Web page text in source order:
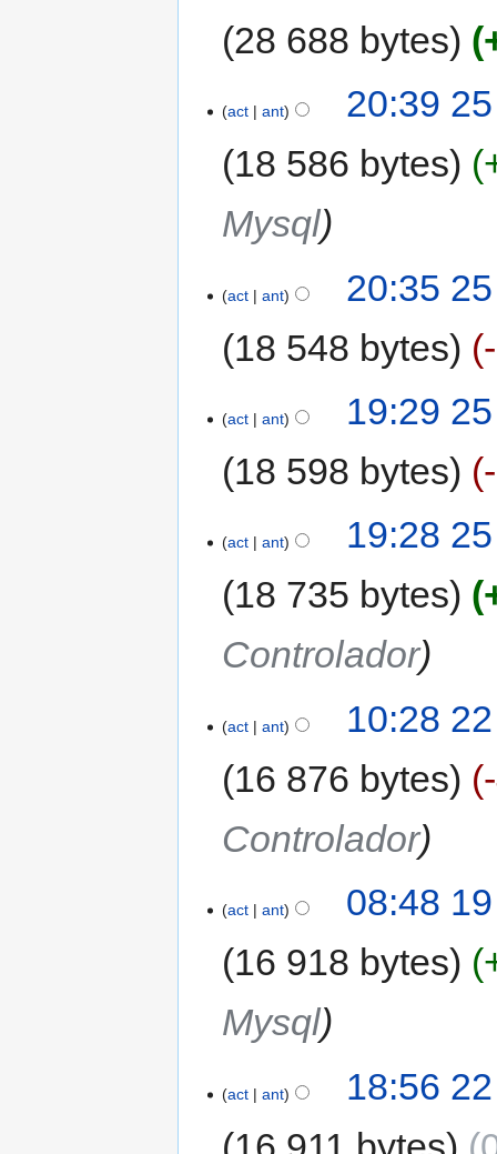
28 688 bytes
act ant
20:39
18 586 bytes
Mysql
act ant
20:35
18 548 bytes
act ant
19:29
18 598 bytes
act ant
19:28
18 735 bytes
Controlador
act ant
10:28
16 876 bytes
Controlador
act ant
08:48
16 918 bytes
Mysql
act ant
18:56